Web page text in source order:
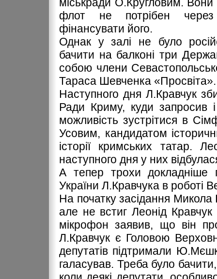
флот не потрібен через
фінансувати його.
Однак у залі не було
бачити на балконі три
собою члени
Тараса Шевченка «Просвіта».
Наступного дня Л.Кравчук
Ради Криму, куди запросив
можливість зустрітися в
Усовим, кандидатом
історії кримських татар.
наступного дня у них
А тепер трохи докладніше
України Л.Кравчука в роботі
На початку засідання Микола
але не встиг Леонід
мікрофон заявив, що він
Л.Кравчук є Головою
депутатів підтримали
галасував. Треба було